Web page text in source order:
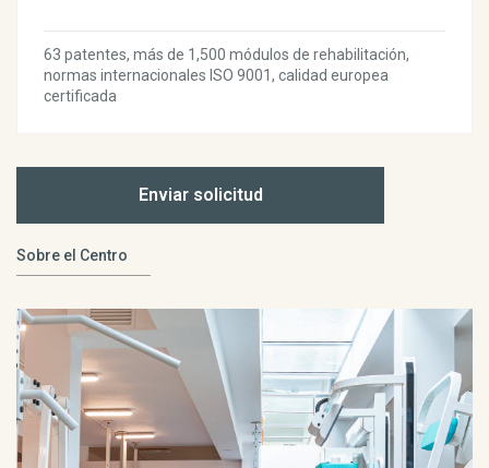
63 patentes, más de 1,500 módulos de rehabilitación,
normas internacionales ISO 9001, calidad europea
certificada
Enviar solicitud
Sobre el Centro